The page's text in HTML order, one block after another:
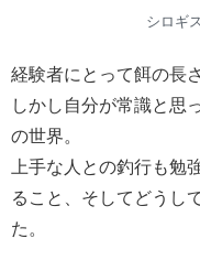
シロギ
経験者にとって餌の長
しかし自分が常識と思
の世界。
上手な人との釣行も勉
ること、そしてどうし
た。